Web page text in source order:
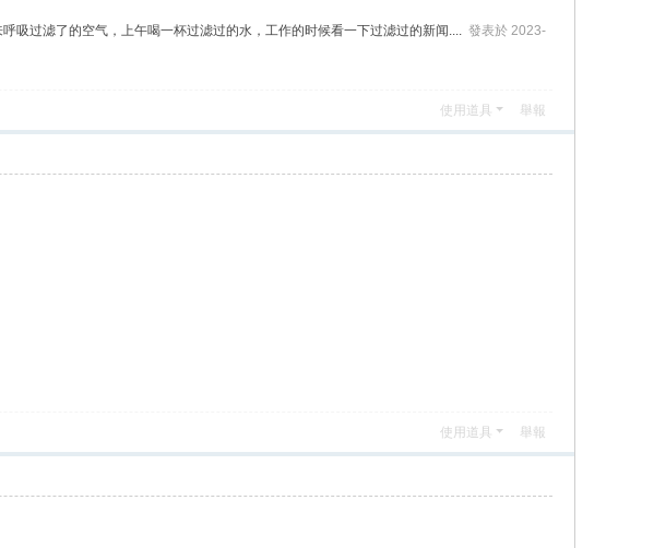
吸过滤了的空气，上午喝一杯过滤过的水，工作的时候看一下过滤过的新闻.... 發表於 2023-
使用道具 舉報
使用道具 舉報